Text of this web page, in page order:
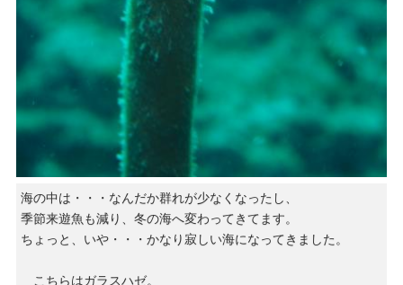
海の中は・・・なんだか群れが少なくなったし、
季節来遊魚も減り、冬の海へ変わってきてます。
ちょっと、いや・・・かなり寂しい海になってきました。
こちらはガラスハゼ。